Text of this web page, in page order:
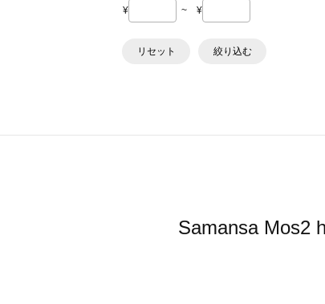
¥ ~ ¥
リセット 絞り込む
Samansa Mos2